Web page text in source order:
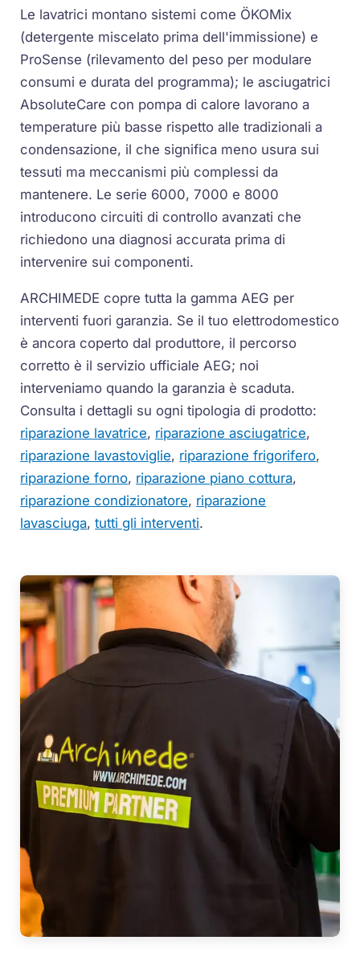
Le lavatrici montano sistemi come ÖKOMix
(detergente miscelato prima dell'immissione) e
ProSense (rilevamento del peso per modulare
consumi e durata del programma); le asciugatrici
AbsoluteCare con pompa di calore lavorano a
temperature più basse rispetto alle tradizionali a
condensazione, il che significa meno usura sui
tessuti ma meccanismi più complessi da
mantenere. Le serie 6000, 7000 e 8000
introducono circuiti di controllo avanzati che
richiedono una diagnosi accurata prima di
intervenire sui componenti.
ARCHIMEDE copre tutta la gamma AEG per
interventi fuori garanzia. Se il tuo elettrodomestico
è ancora coperto dal produttore, il percorso
corretto è il servizio ufficiale AEG; noi
interveniamo quando la garanzia è scaduta.
Consulta i dettagli su ogni tipologia di prodotto:
riparazione lavatrice, riparazione asciugatrice,
riparazione lavastoviglie, riparazione frigorifero,
riparazione forno, riparazione piano cottura,
riparazione condizionatore, riparazione
lavasciuga,tutti gli interventi.